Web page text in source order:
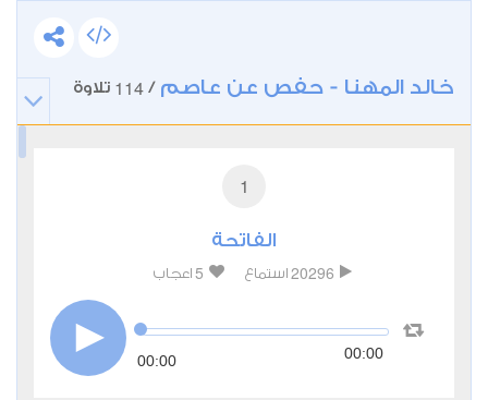
خالد المهنا - حفص عن عاصم /
114 تلاوة
1
الفاتحة
20296 استماع 5 اعجاب
00:00 00:00